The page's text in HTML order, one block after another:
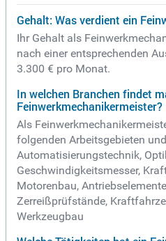
Gehalt: Was verdient ein
Ihr Gehalt als
nach einer entsprechenden
3.300 € pro Monat.
In welchen Branchen findet
Feinwerkmechanikermeister?
Als
folgenden Arbeitsgebieten
Automatisierungstechnik,
Geschwindigkeitsmesser,
Motorenbau,
Zerreißprüfstände,
Werkzeugbau